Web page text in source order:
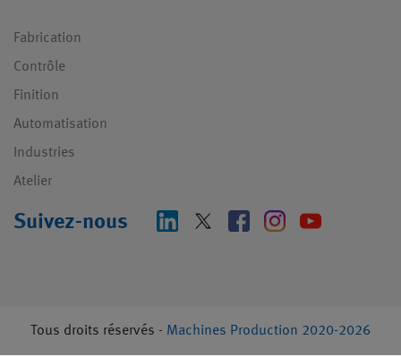
Fabrication
Contrôle
Finition
Automatisation
Industries
Atelier
Suivez-nous
Tous droits réservés - Machines Production 2020-2026